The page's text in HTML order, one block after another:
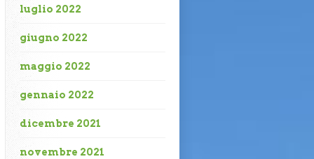
luglio 2022
giugno 2022
maggio 2022
gennaio 2022
dicembre 2021
novembre 2021